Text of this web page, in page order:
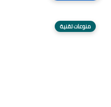
منوعات تقنية